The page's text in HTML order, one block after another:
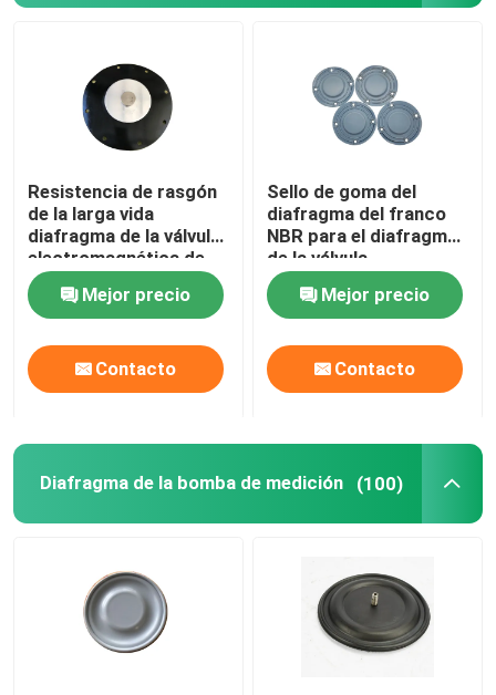
Resistencia de rasgón
de la larga vida
diafragma de la válvula
electromagnética de
14 pulgadas para el
retiro de polvo de la
central eléctrica
Mejor precio
Contacto
Sello de goma del
diafragma del franco
NBR para el diafragma
de la válvula
electromagnética del
equipo del retiro de
polvo
Mejor precio
Contacto
Diafragma de la bomba de medición (100)